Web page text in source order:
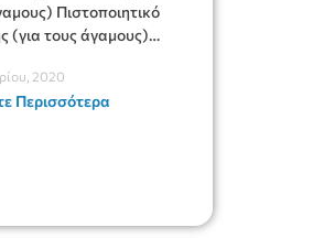
Πιστοποιητικό
(για τους άγαμους)
ότι γίνεται
για πρώτη φορά
2020
Περισσότερα